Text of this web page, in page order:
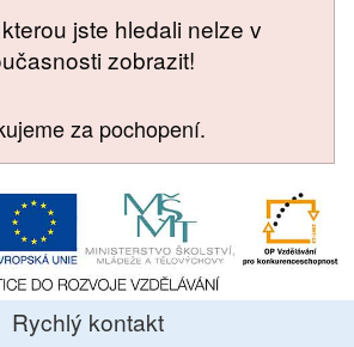
jste hledali nelze v
zobrazit!
za pochopení.
Rychlý kontakt